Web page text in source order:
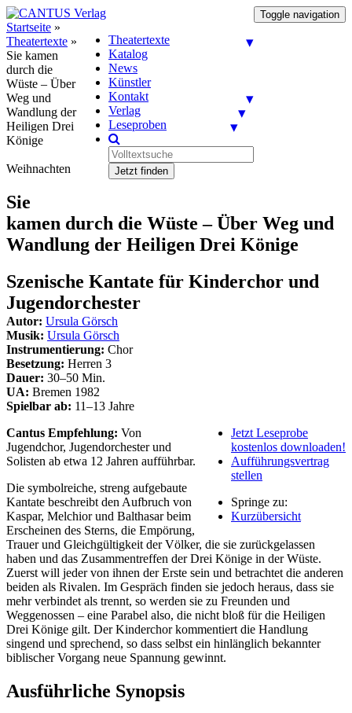
Toggle navigation
Theatertexte
Katalog
News
Künstler
Kontakt
Verlag
Leseproben
Jetzt finden
Startseite »
Theatertexte »
Sie kamen
durch die
Wüste – Über
Weg und
Wandlung der
Heiligen Drei
Könige
Weihnachten
Sie
kamen durch die Wüste – Über Weg und
Wandlung der Heiligen Drei Könige
Szenische Kantate für Kinderchor und
Jugendorchester
Autor: Ursula Görsch
Musik: Ursula Görsch
Instrumentierung: Chor
Besetzung: Herren 3
Dauer: 30–50 Min.
UA: Bremen 1982
Spielbar ab: 11–13 Jahre
Jetzt Leseprobe
kostenlos downloaden!
Aufführungsvertrag
stellen
Springe zu:
Kurzübersicht
Cantus Empfehlung: Von
Jugendchor, Jugendorchester und
Solisten ab etwa 12 Jahren aufführbar.
Die symbolreiche, streng aufgebaute
Kantate beschreibt den Aufbruch von
Kaspar, Melchior und Balthasar beim
Erscheinen des Sterns, die Empörung,
Trauer und Gleichgültigkeit der Völker, die sie zurückgelassen
haben und das Zusammentreffen der Drei Könige in der Wüste.
Zuerst will jeder von ihnen der Erste sein und betrachtet die anderen
beiden als Rivalen. Im Gespräch finden sie jedoch heraus, dass sie
mehr verbindet als trennt, so werden sie zu Freunden und
Weggenossen – eine Parabel also, die nicht bloß für die Heiligen
Drei Könige gilt. Der Kinderchor kommentiert die Handlung
singend und sprechend, so dass selbst ein hinlänglich bekannter
biblischer Vorgang neue Spannung gewinnt.
Ausführliche Synopsis